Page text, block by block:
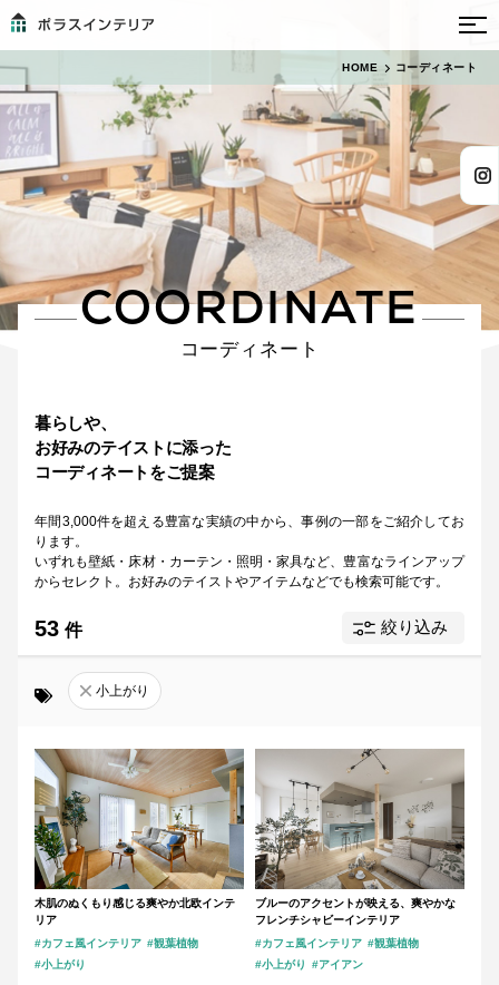
HOME コーディネート
COORDINATE
コーディネート
暮らしや、
お好みのテイストに添った
コーディネートをご提案
年間3,000件を超える豊富な実績の中から、事例の一部をご紹介してお
ります。
いずれも壁紙・床材・カーテン・照明・家具など、 豊富なラインアップ
からセレクト。 お好みのテイストやアイテムなどでも検索可能です。
53 件 絞り込み
小上がり
木肌のぬくもり感じる爽やか北欧インテ
リア
#カフェ風インテリア #観葉植物
#小上がり
ブルーのアクセントが映える、爽やかな
フレンチシャビーインテリア
#カフェ風インテリア #観葉植物
#小上がり
#アイアン
指定なし
ホワイト•グレー
系
ナチュラル系 ミディアム系 ダーク系
人気ワード 指定なし
四季を楽しむ
アイアン
テイスト
ヴィンテージ リゾート
カラー 指定なし
オレンジ レッド パープル ブラウン
ブラック シルバー ゴールド
53 絞り込み